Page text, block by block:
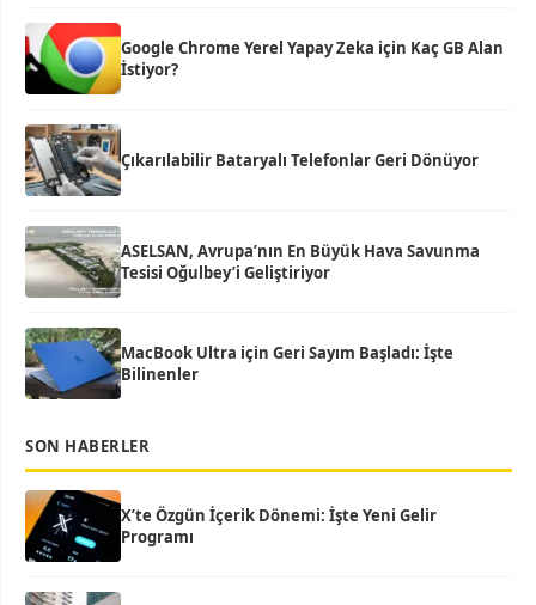
Google Chrome Yerel Yapay Zeka için Kaç GB Alan
İstiyor?
Çıkarılabilir Bataryalı Telefonlar Geri Dönüyor
ASELSAN, Avrupa’nın En Büyük Hava Savunma
Tesisi Oğulbey’i Geliştiriyor
MacBook Ultra için Geri Sayım Başladı: İşte
Bilinenler
SON HABERLER
X’te Özgün İçerik Dönemi: İşte Yeni Gelir
Programı